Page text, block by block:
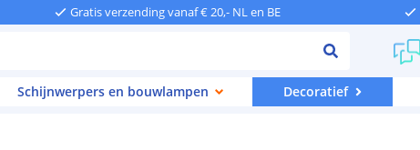
Gratis verzending vanaf € 20,- NL en BE
Schijnwerpers en bouwlampen Decoratief